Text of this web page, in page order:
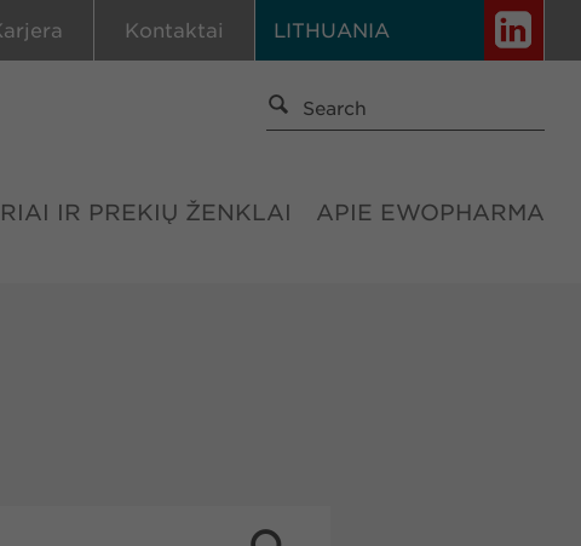
LITHUANIA
Kontaktai
IR PREKIŲ ŽENKLAI APIE EWOPHARMA